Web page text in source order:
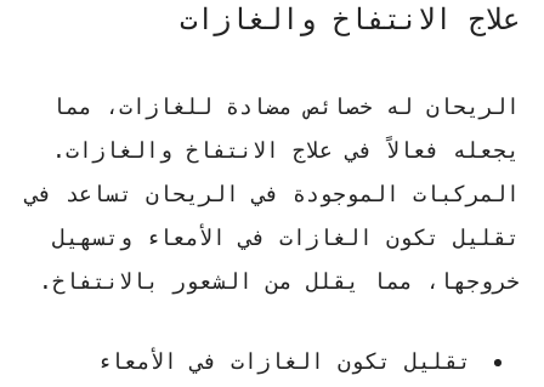
علاج الانتفاخ والغازات
الريحان له خصائص مضادة للغازات، مما
يجعله فعالاً في علاج الانتفاخ والغازات.
المركبات الموجودة في الريحان تساعد في
تقليل تكون الغازات في الأمعاء وتسهيل
خروجها، مما يقلل من الشعور بالانتفاخ.
تقليل تكون الغازات في الأمعاء